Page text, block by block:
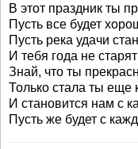
В этот праздник ты
Пусть все будет
Пусть река удачи
И тебя года не
Знай, что ты
Только стала ты еще
И становится нам с
Пусть же будет с